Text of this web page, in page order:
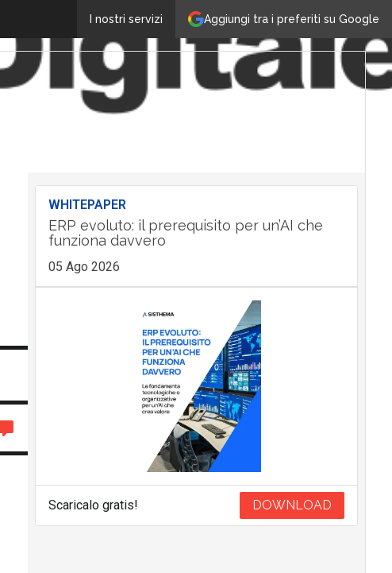
Aggiungi tra i preferiti su Google
I nostri servizi
WHITEPAPER
ERP evoluto: il prerequisito per un’AI che
funziona davvero
05 Ago 2026
Scaricalo gratis! DOWNLOAD